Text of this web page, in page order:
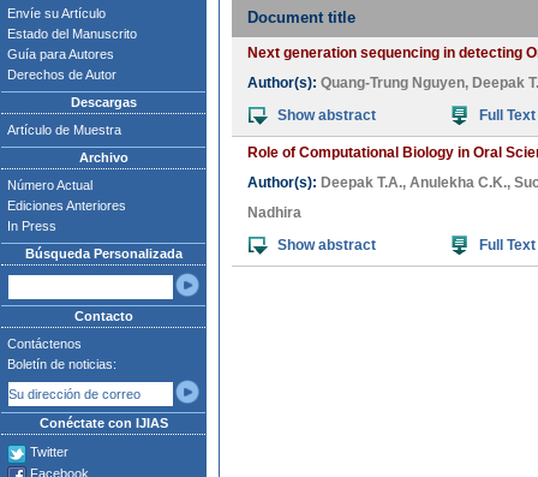
Envíe su Artículo
Estado del Manuscrito
Guía para Autores
Derechos de Autor
Descargas
Artículo de Muestra
Archivo
Número Actual
Ediciones Anteriores
In Press
Búsqueda Personalizada
Contacto
Contáctenos
Boletín de noticias:
Conéctate con IJIAS
Twitter
Facebook
Document title
Next generation sequencing in detecting
Author(s): Quang-Trung Nguyen, Deepak
Show abstract
Full Text
Role of Computational Biology in Oral
Author(s): Deepak T.A., Anulekha C.K.,
Nadhira
Show abstract
Full Text